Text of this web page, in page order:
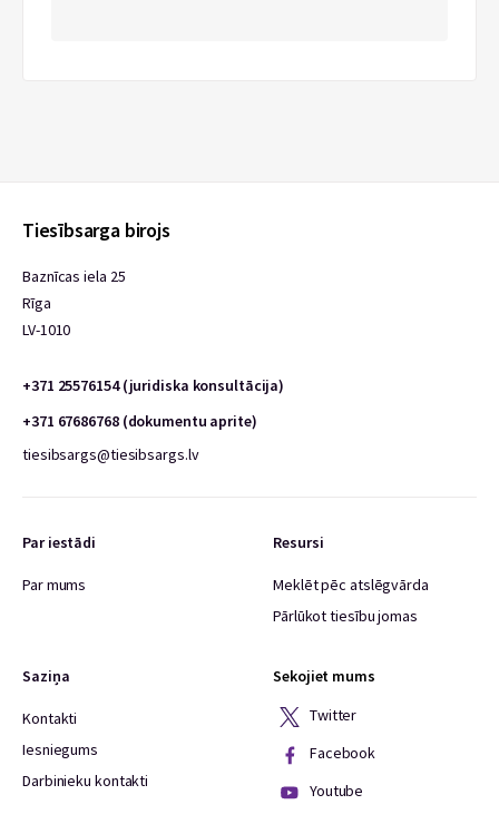
Tiesībsarga birojs
Baznīcas iela 25
Rīga
LV-1010
+371 25576154 (juridiska konsultācija)
+371 67686768 (dokumentu aprite)
tiesibsargs@tiesibsargs.lv
Par iestādi
Par mums
Resursi
Meklēt pēc atslēgvārda
Pārlūkot tiesību jomas
Saziņa
Kontakti
Iesniegums
Darbinieku kontakti
Sekojiet mums
Twitter
Facebook
Youtube